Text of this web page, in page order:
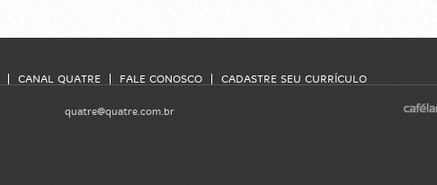
CANAL QUATRE FALE CONOSCO CADASTRE SEU CURRÍCULO
quatre@quatre.com.br